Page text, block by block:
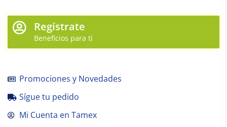
Regístrate
Beneficios para tí
Promociones y Novedades
Sígue tu pedido
Mi Cuenta en Tamex